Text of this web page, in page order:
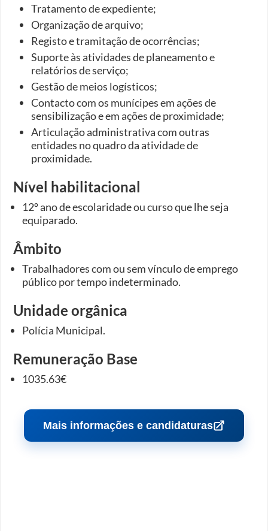
Tratamento de expediente;
Organização de arquivo;
Registo e tramitação de ocorrências;
Suporte às atividades de planeamento e
relatórios de serviço;
Gestão de meios logísticos;
Contacto com os munícipes em ações de
sensibilização e em ações de proximidade;
Articulação administrativa com outras
entidades no quadro da atividade de
proximidade.
Nível habilitacional
12º ano de escolaridade ou curso que lhe seja
equiparado.
Âmbito
Trabalhadores com ou sem vínculo de emprego
público por tempo indeterminado.
Unidade orgânica
Polícia Municipal.
Remuneração Base
1035.63€
Mais informações e candidaturas